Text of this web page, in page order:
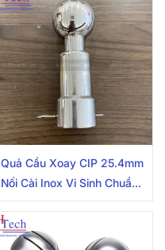
Quả Cầu Xoay CIP 25.4mm
Nối Cài Inox Vi Sinh Chuẩn